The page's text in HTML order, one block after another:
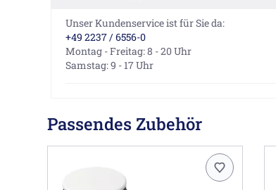
Unser Kundenservice ist für Sie da:
+49 2237 / 6556-0
Montag - Freitag: 8 - 20 Uhr
Samstag: 9 - 17 Uhr
Passendes Zubehör